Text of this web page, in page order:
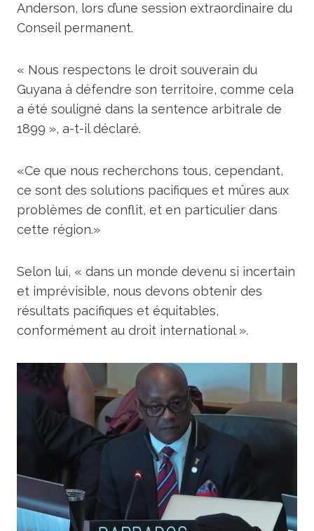
Anderson, lors d’une session extraordinaire du
Conseil permanent.
« Nous respectons le droit souverain du
Guyana à défendre son territoire, comme cela
a été souligné dans la sentence arbitrale de
1899 », a-t-il déclaré.
«Ce que nous recherchons tous, cependant,
ce sont des solutions pacifiques et mûres aux
problèmes de conflit, et en particulier dans
cette région.»
Selon lui, « dans un monde devenu si incertain
et imprévisible, nous devons obtenir des
résultats pacifiques et équitables,
conformément au droit international ».